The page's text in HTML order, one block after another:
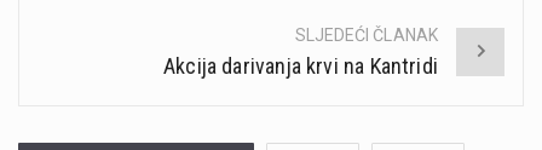
SLJEDEĆI ČLANAK
Akcija darivanja krvi na Kantridi